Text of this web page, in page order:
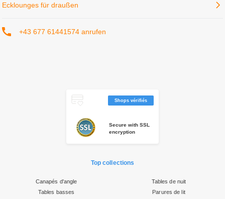
Shops vérifiés
Secure with SSL
encryption
Top collections
Canapés d'angle
Tables basses
Tables de nuit
Parures de lit